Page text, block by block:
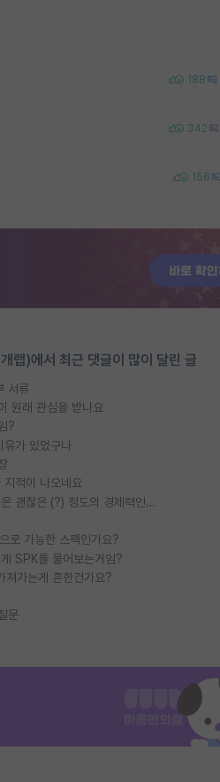
188
342
156
랩)에서 최근 댓글이 많이 달린 글
서류
원래 관심을 받나요
?
유가 있었구나
적이 나오네요
박사진학하기에 2억은 괜찮은 (?) 정도의 경제력인가요
로 가능한 스펙인가요?
SPK를 물어보는거임?
져가는게 흔한건가요?
문